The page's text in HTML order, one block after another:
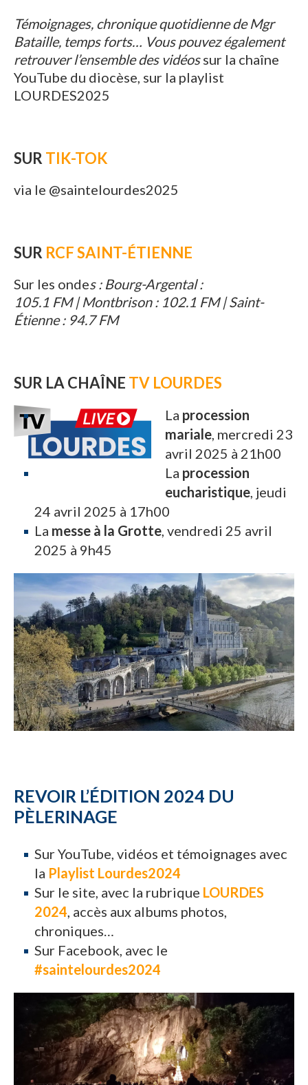
Témoignages, chronique quotidienne de Mgr
Bataille, temps forts… Vous pouvez également
retrouver l’ensemble des vidéossur la chaîne
YouTube du diocèse, sur la playlist
LOURDES2025
SUR TIK-TOK
via le @saintelourdes2025
SUR RCF SAINT-ÉTIENNE
Sur les ondes : Bourg-Argental :
105.1 FM | Montbrison : 102.1 FM | Saint-
Étienne : 94.7 FM
SUR LA CHAÎNE TV LOURDES
La procession
mariale , mercredi 23
avril 2025 à 21h00
La procession
eucharistique , jeudi
24 avril 2025 à 17h00
La messe à la Grotte , vendredi 25 avril
2025 à 9h45
REVOIR L’ÉDITION 2024 DU
PÈLERINAGE
Sur YouTube, vidéos et témoignages avec
la Playlist Lourdes2024
Sur le site, avec la rubrique LOURDES
2024, accès aux albums photos,
chroniques…
Sur Facebook, avec le
#saintelourdes2024